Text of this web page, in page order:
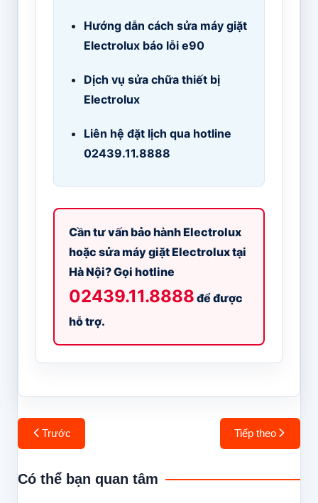
Hướng dẫn cách sửa máy giặt
Electrolux báo lỗi e90
Dịch vụ sửa chữa thiết bị
Electrolux
Liên hệ đặt lịch qua hotline
02439.11.8888
Cần tư vấn bảo hành Electrolux
hoặc sửa máy giặt Electrolux tại
Hà Nội? Gọi hotline
02439.11.8888 để được
hỗ trợ.
Điều
hướng
bài
Trước Tiếp theo
Có thể bạn quan tâm